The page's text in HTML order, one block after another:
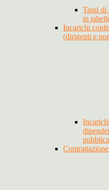
Tassi di
in
Incarichi
(dirigenti e